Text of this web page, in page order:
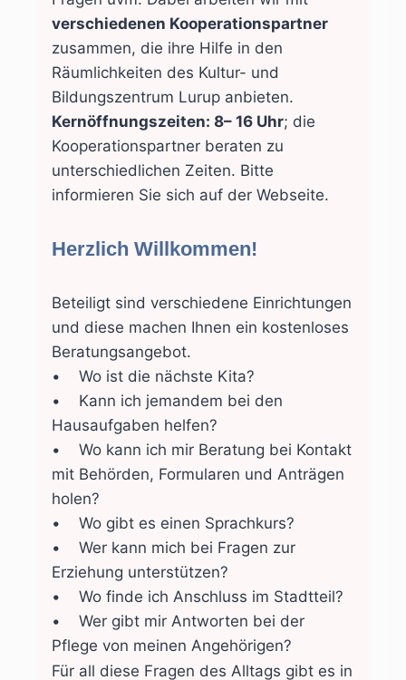
verschiedenen Kooperationspartner
zusammen, die ihre Hilfe in den
Räumlichkeiten des Kultur- und
Bildungszentrum Lurup anbieten.
Kernöffnungszeiten: 8– 16 Uhr; die
Kooperationspartner beraten zu
unterschiedlichen Zeiten. Bitte
informieren Sie sich auf der Webseite.
Herzlich Willkommen!
Beteiligt sind verschiedene Einrichtungen
und diese machen Ihnen ein kostenloses
Beratungsangebot.
• Wo ist die nächste Kita?
• Kann ich jemandem bei den
Hausaufgaben helfen?
• Wo kann ich mir Beratung bei Kontakt
mit Behörden, Formularen und Anträgen
holen?
• Wo gibt es einen Sprachkurs?
• Wer kann mich bei Fragen zur
Erziehung unterstützen?
• Wo finde ich Anschluss im Stadtteil?
• Wer gibt mir Antworten bei der
Pflege von meinen Angehörigen?
Für all diese Fragen des Alltags gibt es in